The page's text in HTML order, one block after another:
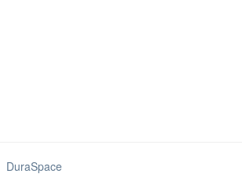
DuraSpace